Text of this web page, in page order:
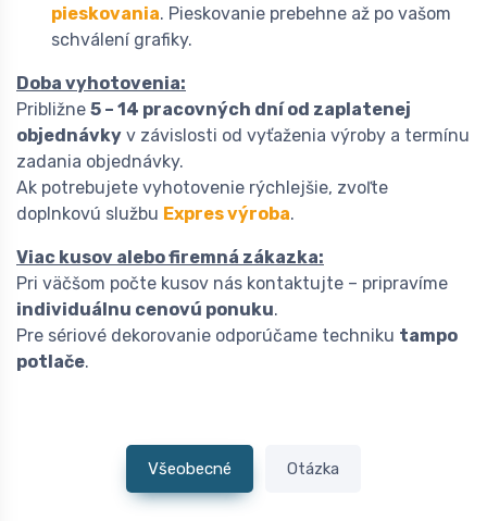
pieskovania. Pieskovanie prebehne až po vašom
schválení grafiky.
Doba vyhotovenia:
Približne 5 – 14 pracovných dní od zaplatenej
objednávky v závislosti od vyťaženia výroby a termínu
zadania objednávky.
Ak potrebujete vyhotovenie rýchlejšie, zvoľte
doplnkovú službu Expres výroba.
Viac kusov alebo firemná zákazka:
Pri väčšom počte kusov nás kontaktujte – pripravíme
individuálnu cenovú ponuku.
Pre sériové dekorovanie odporúčame techniku tampo
potlače.
Všeobecné Otázka